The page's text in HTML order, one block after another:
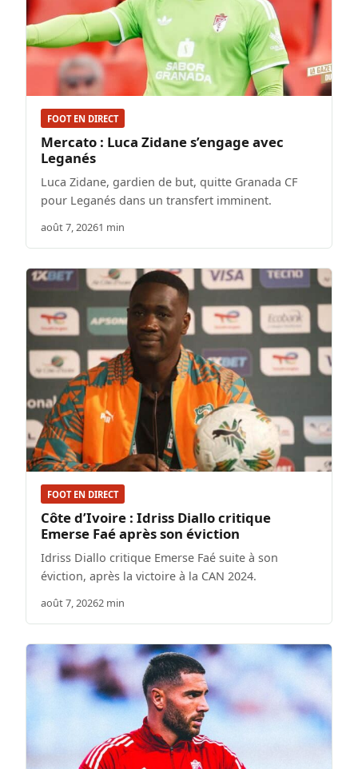
FOOT EN DIRECT
Mercato : Luca Zidane s’engage avec
Leganés
Luca Zidane, gardien de but, quitte Granada CF
pour Leganés dans un transfert imminent.
août 7, 20261 min
FOOT EN DIRECT
Côte d’Ivoire : Idriss Diallo critique
Emerse Faé après son éviction
Idriss Diallo critique Emerse Faé suite à son
éviction, après la victoire à la CAN 2024.
août 7, 20262 min